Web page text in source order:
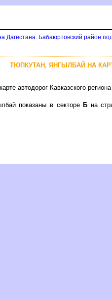
Дагестана. Бабаюртовский район
ТЮПКУТАН, ЯНГЫЛБАЙ НА
автодорог Кавказского
показаны в сектореБ на